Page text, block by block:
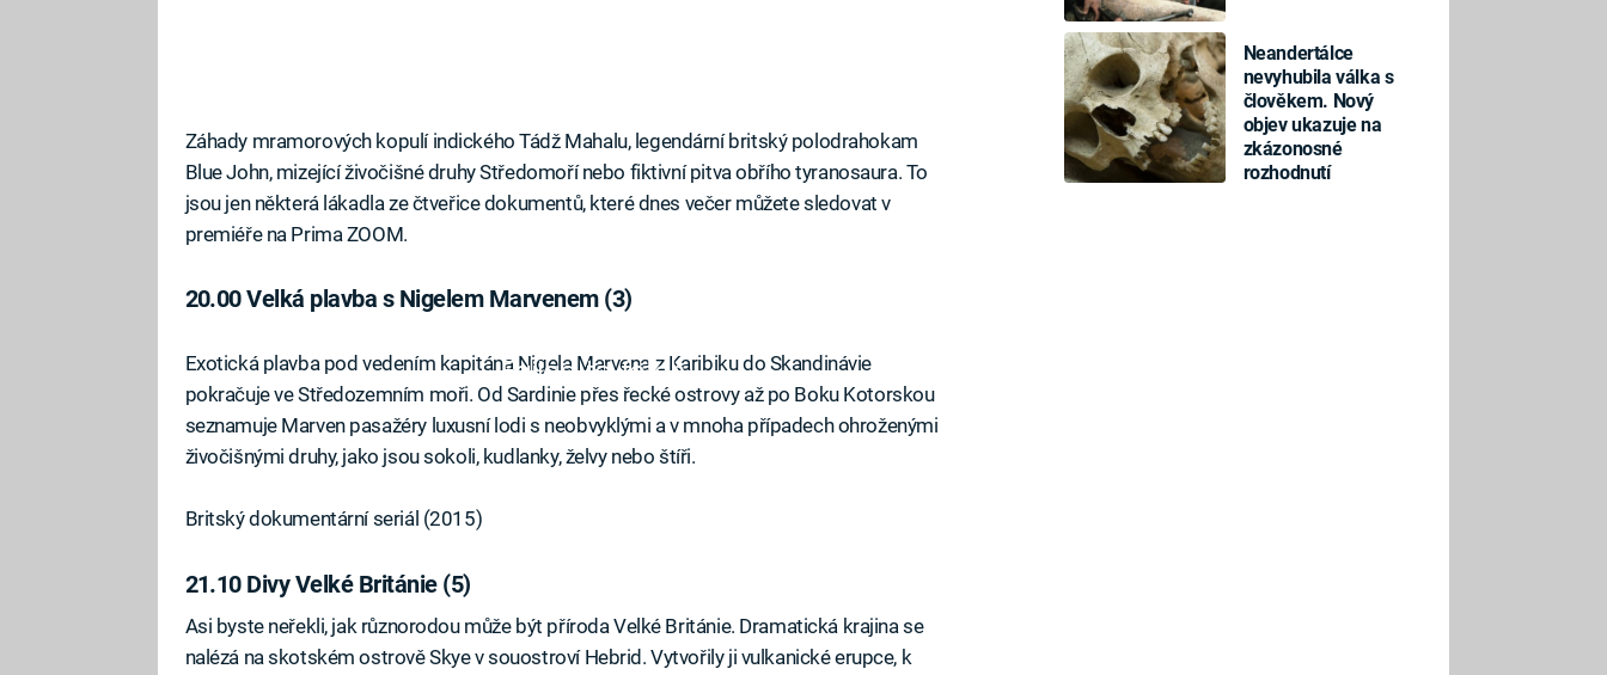
Neandertálce
nevyhubila válka s
člověkem. Nový
objev ukazuje na
zkázonosné
rozhodnutí
Záhady mramorových kopulí indického Tádž Mahalu, legendární britský polodrahokam
Blue John, mizející živočišné druhy Středomoří nebo fiktivní pitva obřího tyranosaura. To
jsou jen některá lákadla ze čtveřice dokumentů, které dnes večer můžete sledovat v
premiéře na Prima ZOOM.
20.00 Velká plavba s Nigelem Marvenem (3)
Failed to fetch
Exotická plavba pod vedením kapitána Nigela Marvena z Karibiku do Skandinávie
pokračuje ve Středozemním moři. Od Sardinie přes řecké ostrovy až po Boku Kotorskou
seznamuje Marven pasažéry luxusní lodi s neobvyklými a v mnoha případech ohroženými
živočišnými druhy, jako jsou sokoli, kudlanky, želvy nebo štíři.
Britský dokumentární seriál (2015)
21.10 Divy Velké Británie (5)
Asi byste neřekli, jak různorodou může být příroda Velké Británie. Dramatická krajina se
nalézá na skotském ostrově Skye v souostroví Hebrid. Vytvořily ji vulkanické erupce, k